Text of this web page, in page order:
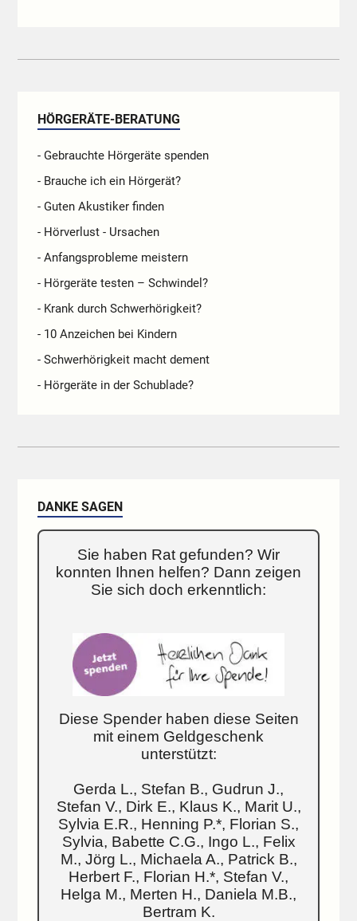
HÖRGERÄTE-BERATUNG
- Gebrauchte Hörgeräte spenden
- Brauche ich ein Hörgerät?
- Guten Akustiker finden
- Hörverlust - Ursachen
- Anfangsprobleme meistern
- Hörgeräte testen – Schwindel?
- Krank durch Schwerhörigkeit?
- 10 Anzeichen bei Kindern
- Schwerhörigkeit macht dement
- Hörgeräte in der Schublade?
DANKE SAGEN
Sie haben Rat gefunden? Wir
konnten Ihnen helfen? Dann zeigen
Sie sich doch erkenntlich:
Diese Spender haben diese Seiten
mit einem Geldgeschenk
unterstützt:
Gerda L., Stefan B., Gudrun J.,
Stefan V., Dirk E., Klaus K., Marit U.,
Sylvia E.R., Henning P.*, Florian S.,
Sylvia, Babette C.G., Ingo L., Felix
M., Jörg L., Michaela A., Patrick B.,
Herbert F., Florian H.*, Stefan V.,
Helga M., Merten H., Daniela M.B.,
Bertram K.